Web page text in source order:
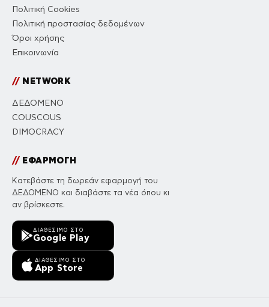
Πολιτική Cookies
Πολιτική προστασίας δεδομένων
Όροι χρήσης
Επικοινωνία
//NETWORK
ΔΕΔΟΜΕΝΟ
COUSCOUS
DIMOCRACY
//ΕΦΑΡΜΟΓΗ
Κατεβάστε τη δωρεάν εφαρμογή του
ΔΕΔΟΜΕΝΟ και διαβάστε τα νέα όπου κι
αν βρίσκεστε.
ΔΙΑΘΈΣΙΜΟ ΣΤΟ
Google Play
ΔΙΑΘΈΣΙΜΟ ΣΤΟ
App Store